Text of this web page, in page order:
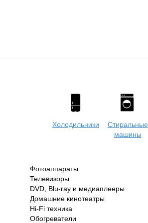
Холодильники
Стиральные
машины
Фотоаппараты
Телевизоры
DVD, Blu-ray и медиаплееры
Домашние кинотеатры
Hi-Fi техника
Обогреватели